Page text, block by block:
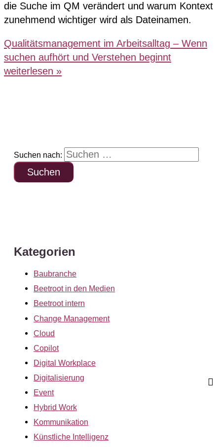
die Suche im QM verändert und warum Kontext
zunehmend wichtiger wird als Dateinamen.
Qualitätsmanagement im Arbeitsalltag – Wenn
suchen aufhört und Verstehen beginnt
weiterlesen »
Suchen nach:
Kategorien
Baubranche
Beetroot in den Medien
Beetroot intern
Change Management
Cloud
Copilot
Digital Workplace
Digitalisierung
Event
Hybrid Work
Kommunikation
Künstliche Intelligenz